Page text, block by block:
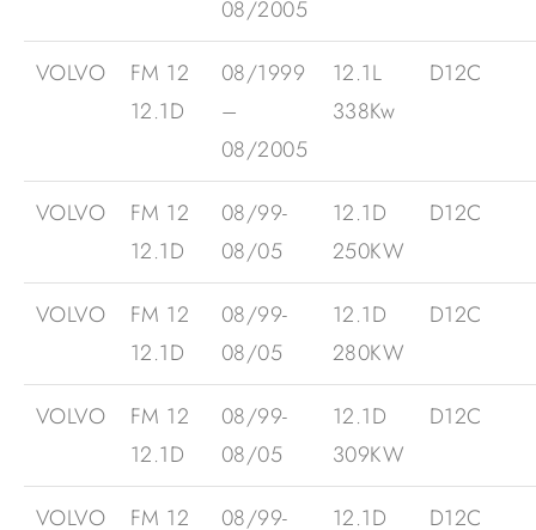
08/2005
VOLVO
FM 12
12.1D
08/1999
–
08/2005
12.1L
338Kw
D12C
VOLVO
FM 12
12.1D
08/99-
08/05
12.1D
250KW
D12C
VOLVO
FM 12
12.1D
08/99-
08/05
12.1D
280KW
D12C
VOLVO
FM 12
12.1D
08/99-
08/05
12.1D
309KW
D12C
VOLVO FM 12 08/99- 12.1D D12C